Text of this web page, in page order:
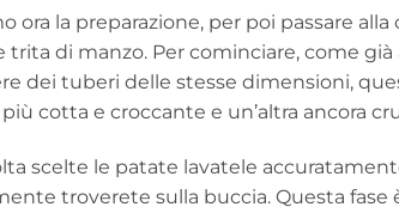
ora la preparazione, per poi passare
trita di manzo. Per cominciare, come
dei tuberi delle stesse dimensioni,
cotta e croccante e un’altra ancora
scelte le patate lavatele
troverete sulla buccia. Questa